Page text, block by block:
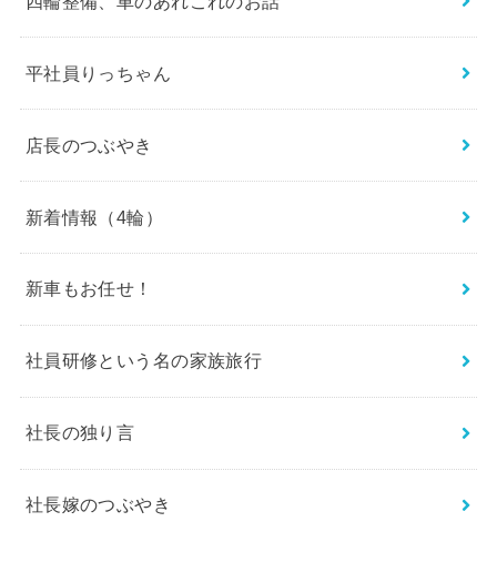
平社員りっちゃん
店長のつぶやき
新着情報（4輪）
新車もお任せ！
社員研修という名の家族旅行
社長の独り言
社長嫁のつぶやき